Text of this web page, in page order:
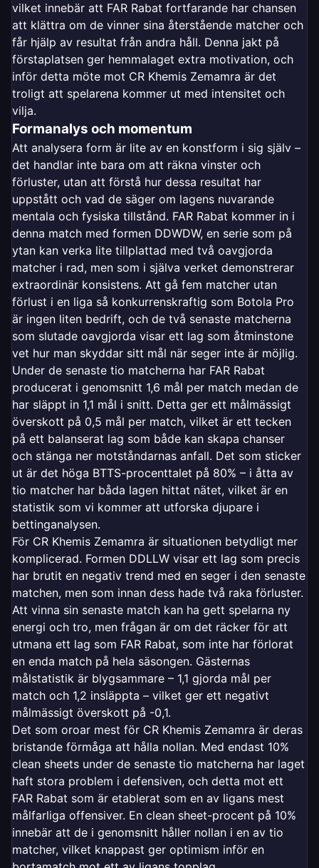
vilket innebär att FAR Rabat fortfarande har chansen
att klättra om de vinner sina återstående matcher och
får hjälp av resultat från andra håll. Denna jakt på
förstaplatsen ger hemmalaget extra motivation, och
inför detta möte mot CR Khemis Zemamra är det
troligt att spelarena kommer ut med intensitet och
vilja.
Formanalys och momentum
Att analysera form är lite av en konstform i sig själv –
det handlar inte bara om att räkna vinster och
förluster, utan att förstå hur dessa resultat har
uppstått och vad de säger om lagens nuvarande
mentala och fysiska tillstånd. FAR Rabat kommer in i
denna match med formen DDWDW, en serie som på
ytan kan verka lite tillplattad med två oavgjorda
matcher i rad, men som i själva verket demonstrerar
extraordinär konsistens. Att gå fem matcher utan
förlust i en liga så konkurrenskraftig som Botola Pro
är ingen liten bedrift, och de två senaste matcherna
som slutade oavgjorda visar ett lag som åtminstone
vet hur man skyddar sitt mål när seger inte är möjlig.
Under de senaste tio matcherna har FAR Rabat
producerat i genomsnitt 1,6 mål per match medan de
har släppt in 1,1 mål i snitt. Detta ger ett målmässigt
överskott på 0,5 mål per match, vilket är ett tecken
på ett balanserat lag som både kan skapa chanser
och stänga ner motståndarnas anfall. Det som sticker
ut är det höga BTTS-procenttalet på 80% – i åtta av
tio matcher har båda lagen hittat nätet, vilket är en
statistik som vi kommer att utforska djupare i
bettinganalysen.
För CR Khemis Zemamra är situationen betydligt mer
komplicerad. Formen DDLLW visar ett lag som precis
har brutit en negativ trend med en seger i den senaste
matchen, men som innan dess hade två raka förluster.
Att vinna sin senaste match kan ha gett spelarna ny
energi och tro, men frågan är om det räcker för att
utmana ett lag som FAR Rabat, som inte har förlorat
en enda match på hela säsongen. Gästernas
målstatistik är blygsammare – 1,1 gjorda mål per
match och 1,2 insläppta – vilket ger ett negativt
målmässigt överskott på -0,1.
Det som oroar mest för CR Khemis Zemamra är deras
bristande förmåga att hålla nollan. Med endast 10%
clean sheets under de senaste tio matcherna har laget
haft stora problem i defensiven, och detta mot ett
FAR Rabat som är etablerat som en av ligans mest
målfarliga offensiver. En clean sheet-procent på 10%
innebär att de i genomsnitt håller nollan i en av tio
matcher, vilket knappast ger optimism inför en